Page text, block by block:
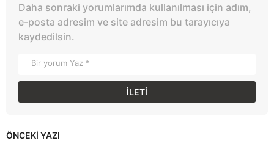
Daha sonraki yorumlarımda kullanılması için adım,
e-posta adresim ve site adresim bu tarayıcıya
kaydedilsin.
ÖNCEKI YAZI